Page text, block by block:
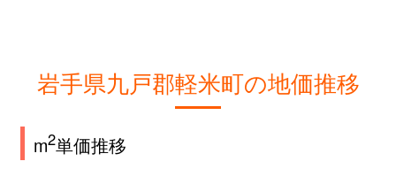
岩手県九戸郡軽米町の地価推移
m2単価推移